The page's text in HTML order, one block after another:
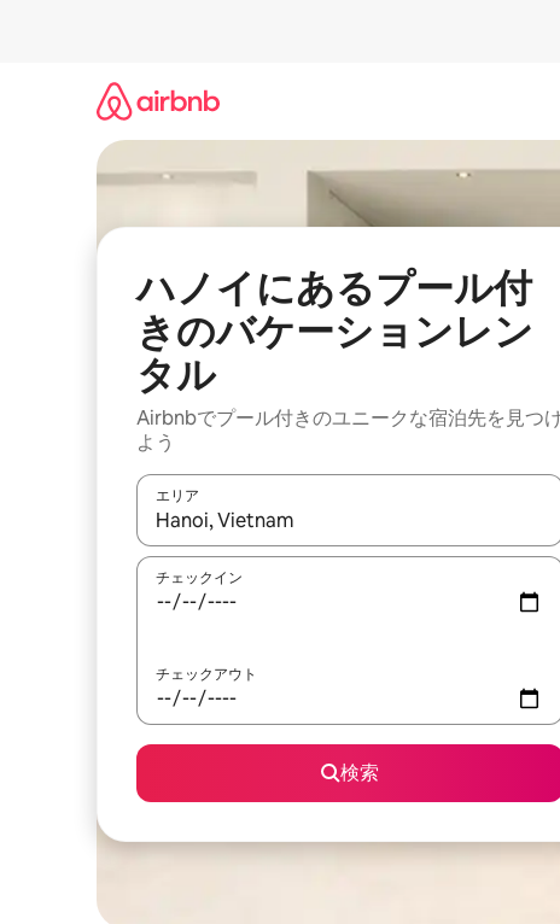
ハノイにあるプール付
きのバケーションレン
タル
Airbnbでプール付きのユニークな宿泊先を見つ
よう
エリア
検索結果が表示されたら、上下の矢印キーを使って
チェックイン
チェックアウト
検索